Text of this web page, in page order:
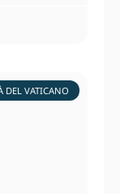
DEL VATICANO